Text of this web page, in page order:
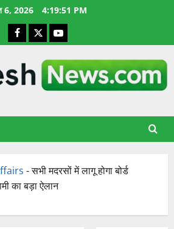
6, 2026 4:19:52 PM
Facebook
X YouTube
-सभी मदरसों में लागू होगा बोर्ड
का बड़ा ऐलान